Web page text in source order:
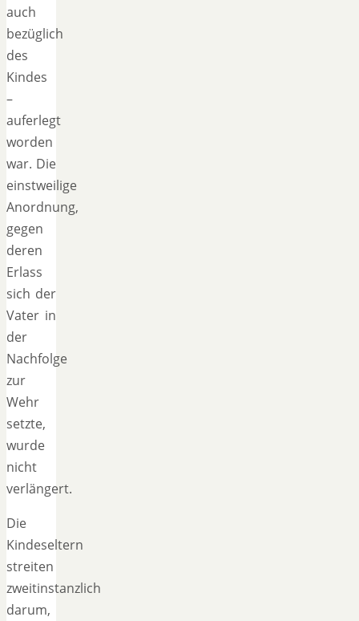
auch
bezüglich
des
Kindes
–
auferlegt
worden
war. Die
einstweilige
Anordnung,
gegen
deren
Erlass
sich der
Vater in
der
Nachfolge
zur
Wehr
setzte,
wurde
nicht
verlängert.
Die
Kindeseltern
streiten
zweitinstanzlich
darum,